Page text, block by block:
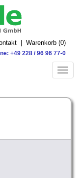
Warenkorb (0)
+49 228 / 96 96 77-0
Toggle